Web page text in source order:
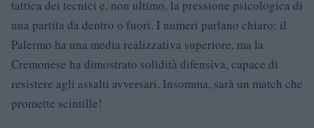
tattica dei tecnici e, non ultimo, la pressione psicologica di
una partita da dentro o fuori. I numeri parlano chiaro: il
Palermo ha una media realizzativa superiore, ma la
Cremonese ha dimostrato solidità difensiva, capace di
resistere agli assalti avversari. Insomma, sarà un match che
promette scintille!